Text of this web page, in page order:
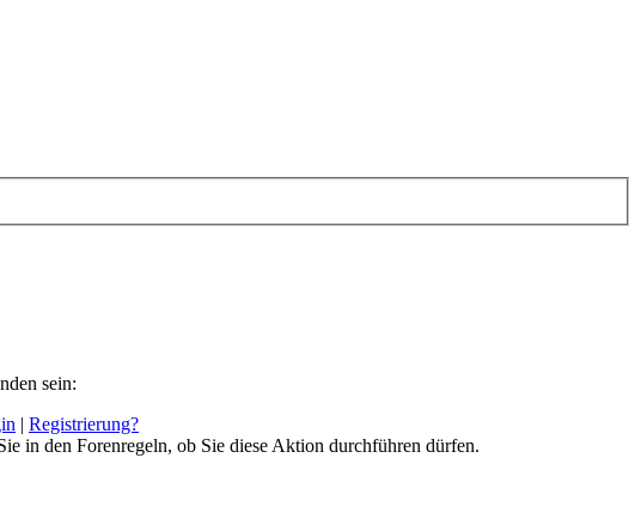
sein:
| Registrierung?
in den Forenregeln, ob Sie diese Aktion durchführen dürfen.